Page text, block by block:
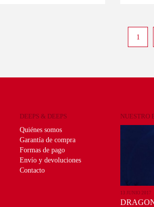
1
DEEPS & DEEPS
Quiénes somos
Garantía de compra
Formas de pago
Envío y devoluciones
Contacto
NUESTRO
13 JUNIO 2017